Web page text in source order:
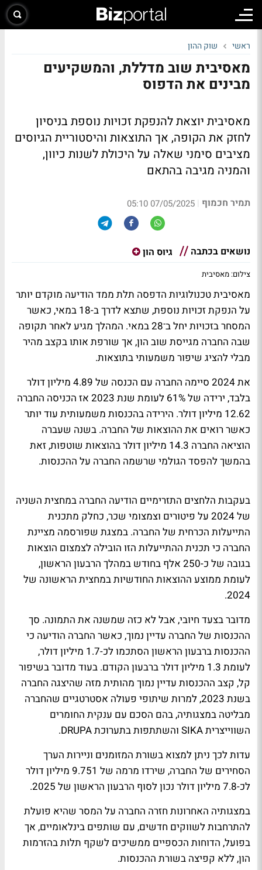
ראשי שוק ההון
מאסיבית שוב מדללת, והמשקיעים
מבינים את הדפוס
מאסיבית יוצאת להנפקת זכויות נוספת בניסיון
לחזק את הקופה, אך התוצאות והיסטוריית הגיוסים
מציבים סימני שאלה על היכולת לשנות כיוון,
והמניה מגיבה בהתאם
תמיר חכמוף |
07/05/2025 05:10
נושאים בכתבה גיוס הון
צילום: מאסיבית
מאסיבית טכנולוגיות הדפסה תלת ממד הודיעה מוקדם יותר
על הנפקת זכויות נוספת, שתצא לדרך ב-18 במאי, כאשר
המסחר בזכויות יחל ב־28 במאי. המהלך מגיע לאחר תקופה
שבה החברה מגייסת שוב הון, אך שורפת אותו בקצב מהיר
מבלי להציג שיפור משמעותי בתוצאות.
את 2024 סיימה החברה עם הכנסה של 4.89 מיליון דולר
בלבד, ירידה של 61% לעומת שנת 2023 אז הכניסה החברה
12.62 מיליון דולר. הירידה בהכנסות משמעותית עוד יותר
כאשר רואים את ההוצאות של החברה. בשנה שעברה
הוציאה החברה 14.3 מיליון דולר בהוצאות שוטפות, זאת
בהמשך להפסד הגולמי שרשמה החברה על ההכנסות.
בעקבות הלחצים התזרימיים הודיעה החברה במחצית השניה
של 2024 על פיטורים וצמצומי שכר, כחלק מתכנית
התייעלות הכרחית של החברה. במצגת שפורסמה מציינת
החברה כי תכנית ההתייעלות הזו הובילה לצמצום הוצאות
בגובה של כ-250 אלף בחודש במהלך הרבעון הראשון,
לעומת ממוצע ההוצאות החודשיות במחצית הראשונה של
2024.
מדובר בצעד חיובי, אבל לא כזה שמשנה את התמונה. סך
ההכנסות של החברה עדיין נמוך, כאשר החברה הודיעה כי
ההכנסות ברבעון הראשון הסתכמו לכ-1.7 מיליון דולר,
לעומת 1.3 מיליון דולר ברבעון הקודם. בעוד מדובר בשיפור
קל, קצב ההכנסות עדיין נמוך מהותית מזה שהיצגה החברה
בשנת 2023, למרות שיתופי פעולה אסטרטגיים שהחברה
מבליטה במצגותיה, בהם הסכם עם ענקית החומרים
השווייצרית SIKA והשתתפות בתערוכת DRUPA.
עדות לכך ניתן למצוא בשורת המזומנים וניירות הערך
הסחירים של החברה, שירדו מרמה של 9.751 מיליון דולר
לכ-7.8 מיליון דולר נכון לסוף הרבעון הראשון של 2025.
במצגותיה האחרונות חזרה החברה על המסר שהיא פועלת
להתרחבות לשווקים חדשים, עם שותפים בינלאומיים, אך
בפועל, הדוחות הכספיים ממשיכים לשקף תלות בהזרמות
הון, ללא קפיצה בשורת ההכנסות.